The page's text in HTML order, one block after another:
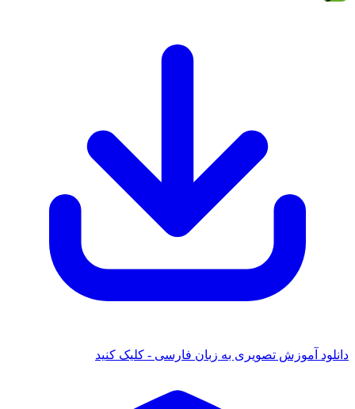
دانلود آموزش تصویری به زبان فارسی - کلیک کنید